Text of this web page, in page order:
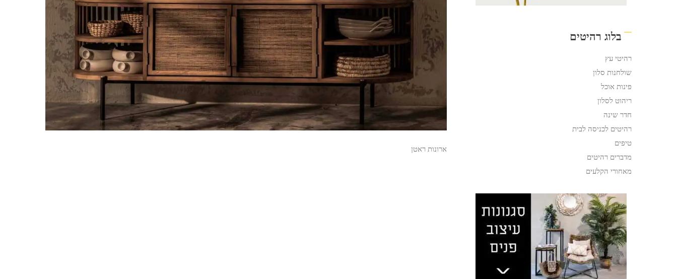
ארונות ראטן
בלוג רהיטים
רהיטי עץ
שולחנות סלון
פינות אוכל
ריהוט לסלון
חדר שינה
רהיטים לכניסה לבית
טיפים
מדברים רהיטים
מאחורי הקלעים